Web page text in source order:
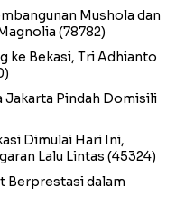
Mushola dan
(78782)
ke Bekasi, Tri Adhianto
Jakarta Pindah Domisili
Dimulai Hari Ini,
Lalu Lintas (45324)
Berprestasi dalam